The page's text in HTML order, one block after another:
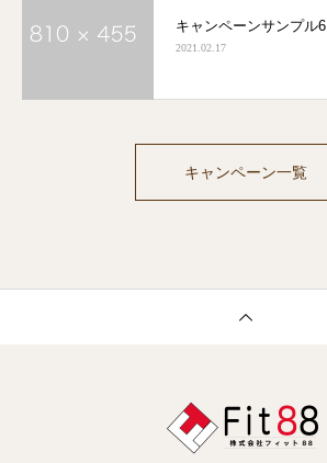
キャンペーンサンプル6
2021.02.17
キャンペーン一覧